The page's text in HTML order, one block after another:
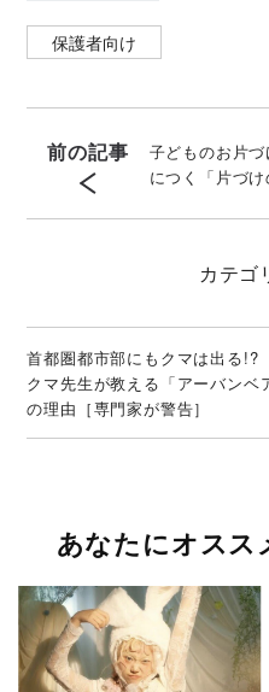
保護者向け
前の記事
子どものお片
につく「片づ
カテゴ
首都圏都市部にもクマは出る
クマ先生が教える「アーバンベ
の理由［専門家が警告］
あなたにオスス